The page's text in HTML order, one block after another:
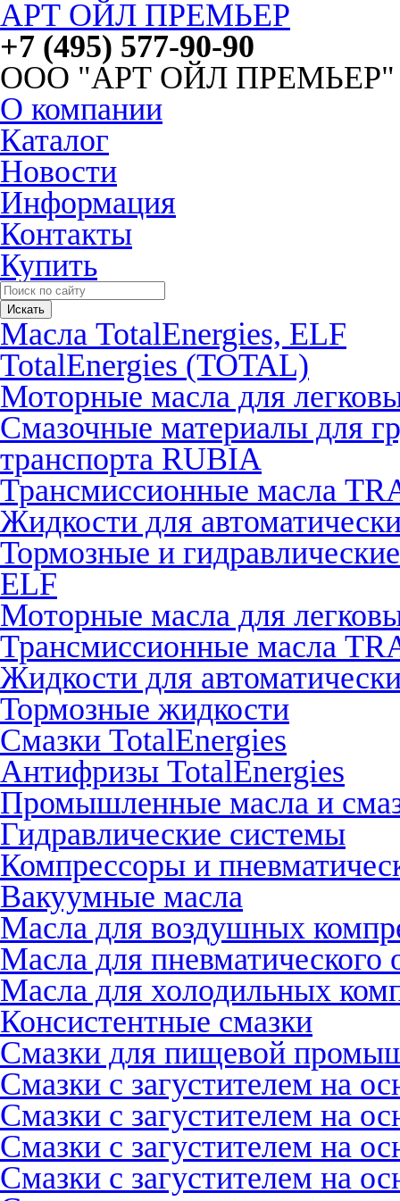
АРТ ОЙЛ ПРЕМЬЕР
+7 (495) 577-90-90
ООО "АРТ ОЙЛ ПРЕМЬЕР"
О компании
Каталог
Новости
Информация
Контакты
Купить
Масла TotalEnergies, ELF
TotalEnergies (TOTAL)
Моторные масла для
Смазочные материалы для
транспорта RUBIA
Трансмиссионные масла
Жидкости для
Тормозные и
ELF
Моторные масла для
Трансмиссионные масла
Жидкости для
Тормозные жидкости
Смазки TotalEnergies
Антифризы TotalEnergies
Промышленные масла и
Гидравлические системы
Компрессоры и
Вакуумные масла
Масла для воздушных
Масла для пневматического
Масла для холодильных
Консистентные смазки
Смазки для пищевой
Смазки с загустителем на
Смазки с загустителем на
Смазки с загустителем на
Смазки с загустителем на